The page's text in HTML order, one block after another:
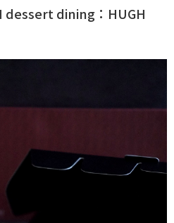
dessert dining：HUGH